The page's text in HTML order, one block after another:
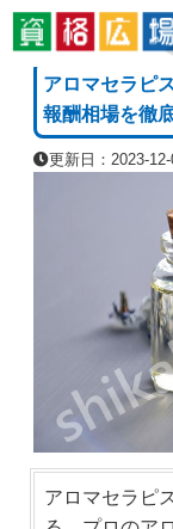
資格広場≫ 健康・ボデ
[PR]
アロマセラピ
報酬相場を徹
更新日：2023-
アロマセラピ